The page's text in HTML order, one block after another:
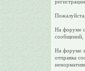
На форуме
сообщений,
На форуме
отправка